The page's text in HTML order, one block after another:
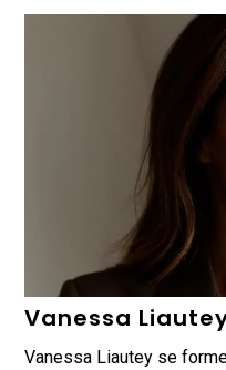
Vanessa
Vanessa Liautey se